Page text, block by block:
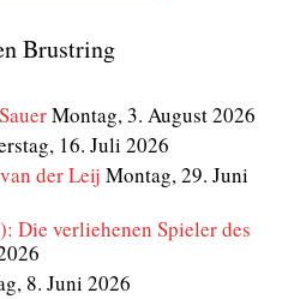
Brustring
Montag, 3. August 2026
16. Juli 2026
der Leij Montag, 29. Juni
Die verliehenen Spieler des
8. Juni 2026